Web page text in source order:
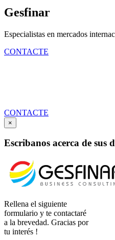
Gesfinar
Especialistas en mercados
CONTACTE
CONTACTE
×
Escribanos acerca de sus
Rellena el siguiente
formulario y te contactaré
a la brevedad. Gracias por
tu interés !